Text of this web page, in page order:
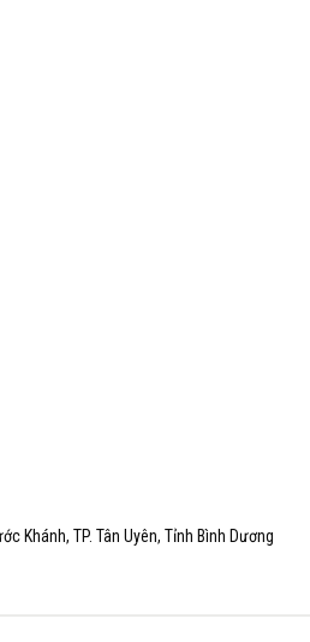
Khánh, TP. Tân Uyên, Tỉnh Bình Dương